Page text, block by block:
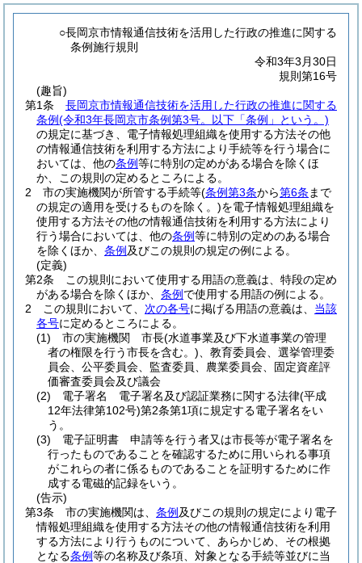
○長岡京市情報通信技術を活用した行政の推進に関する
条例施行規則
令和3年3月30日
規則第16号
(趣旨)
第1条
長岡京市情報通信技術を活用した行政の推進に関する
条例(令和3年長岡京市条例第3号。以下「条例」という。)
の規定に基づき、電子情報処理組織を使用する方法その他
の情報通信技術を利用する方法により手続等を行う場合に
おいては、他の条例等に特別の定めがある場合を除くほ
か、この規則の定めるところによる。
2
市の実施機関が所管する手続等(条例第3条から第6条 まで
の規定の適用を受けるものを除く。)を電子情報処理組織を
使用する方法その他の情報通信技術を利用する方法により
行う場合においては、他の条例等に特別の定めのある場合
を除くほか、 条例 及びこの規則の規定の例による。
(定義)
第2条
この規則において使用する用語の意義は、特段の定め
がある場合を除くほか、 条例 で使用する用語の例による。
2
この規則において、 次の各号に掲げる用語の意義は、 当該
各号に定めるところによる。
(1)
市の実施機関 市長(水道事業及び下水道事業の管理
者の権限を行う市長を含む。) 、教育委員会、選挙管理委
員会、公平委員会、監査委員、農業委員会、固定資産評
価審査委員会及び議会
(2)
電子署名 電子署名及び認証業務に関する法律(平成
12年法律第102号)第2条第1項に規定する電子署名をい
う。
(3)
電子証明書 申請等を行う者又は市長等が電子署名を
行ったものであることを確認するために用いられる事項
がこれらの者に係るものであることを証明するために作
成する電磁的記録をいう。
(告示)
第3条
市の実施機関は、 条例 及びこの規則の規定により電子
情報処理組織を使用する方法その他の情報通信技術を利用
する方法により行うものについて、あらかじめ、その根拠
となる条例等の名称及び条項、対象となる手続等並びに当